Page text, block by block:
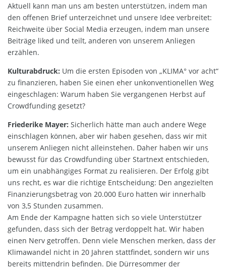
Aktuell kann man uns am besten unterstützen, indem man
den offenen Brief unterzeichnet und unsere Idee verbreitet:
Reichweite über Social Media erzeugen, indem man unsere
Beiträge liked und teilt, anderen von unserem Anliegen
erzählen.
Kulturabdruck: Um die ersten Episoden von „KLIMA° vor acht“
zu finanzieren, haben Sie einen eher unkonventionellen Weg
eingeschlagen: Warum haben Sie vergangenen Herbst auf
Crowdfunding gesetzt?
Friederike Mayer: Sicherlich hätte man auch andere Wege
einschlagen können, aber wir haben gesehen, dass wir mit
unserem Anliegen nicht alleinstehen. Daher haben wir uns
bewusst für das Crowdfunding über Startnext entschieden,
um ein unabhängiges Format zu realisieren. Der Erfolg gibt
uns recht, es war die richtige Entscheidung: Den angezielten
Finanzierungsbetrag von 20.000 Euro hatten wir innerhalb
von 3,5 Stunden zusammen.
Am Ende der Kampagne hatten sich so viele Unterstützer
gefunden, dass sich der Betrag verdoppelt hat. Wir haben
einen Nerv getroffen. Denn viele Menschen merken, dass der
Klimawandel nicht in 20 Jahren stattfindet, sondern wir uns
bereits mittendrin befinden. Die Dürresommer der